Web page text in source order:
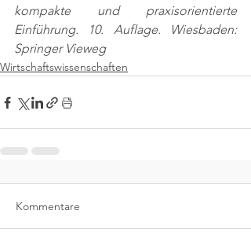
kompakte und praxisorientierte
Einführung. 10. Auflage. Wiesbaden:
Springer Vieweg
Wirtschaftswissenschaften
Kommentare